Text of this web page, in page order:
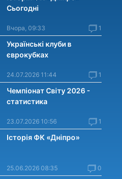
Сьогодні
Вчора, 09:33 1
Українські клуби в
єврокубках
24.07.2026 11:44 1
Чемпіонат Світу 2026 -
статистика
23.07.2026 10:56 1
Історія ФК «Дніпро»
25.06.2026 08:35 0